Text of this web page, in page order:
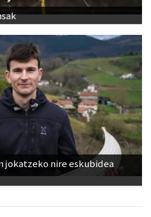
jokatzeko nire eskubidea